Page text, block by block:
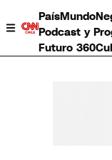
PaísMundo
Podcast y
Futuro 360